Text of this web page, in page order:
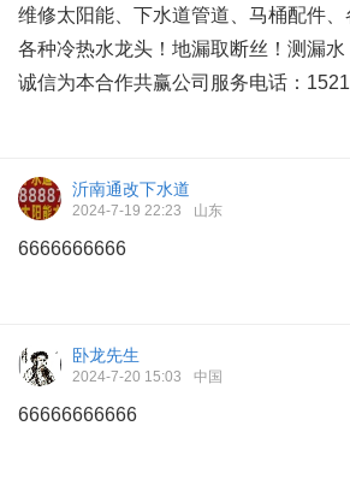
维修太阳能、下水道管道、马桶配件
各种冷热水龙头！地漏取断丝！测漏水
诚信为本合作共赢公司服务电话：
沂南通改下水道
2024-7-19 22:23 山东
6666666666
卧龙先生
2024-7-20 15:03 中国
66666666666